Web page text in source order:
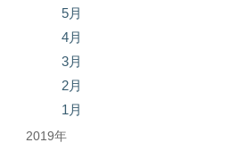
5月
4月
3月
2月
1月
2019年